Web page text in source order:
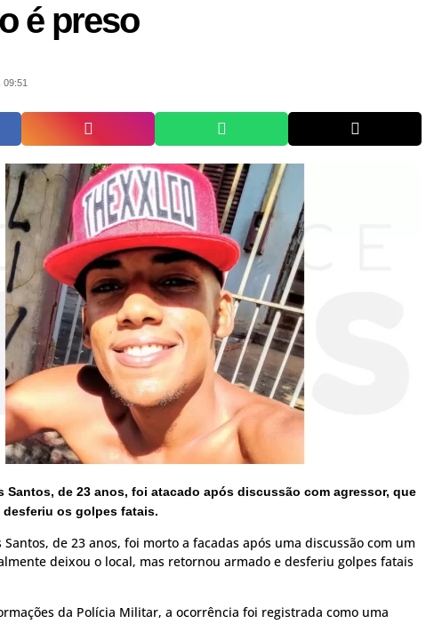
é preso
Santos, de 23 anos, foi atacado após discussão com agressor, que
desferiu os golpes fatais.
de 23 anos, foi morto a facadas após uma discussão com um
deixou o local, mas retornou armado e desferiu golpes fatais
da Polícia Militar, a ocorrência foi registrada como uma